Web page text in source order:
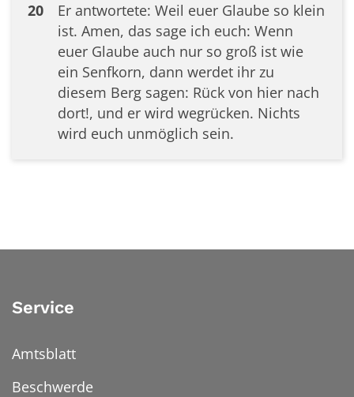
20
Er antwortete: Weil euer Glaube so klein
ist. Amen, das sage ich euch: Wenn
euer Glaube auch nur so groß ist wie
ein Senfkorn, dann werdet ihr zu
diesem Berg sagen: Rück von hier nach
dort!, und er wird wegrücken. Nichts
wird euch unmöglich sein.
Service
Amtsblatt
Beschwerde